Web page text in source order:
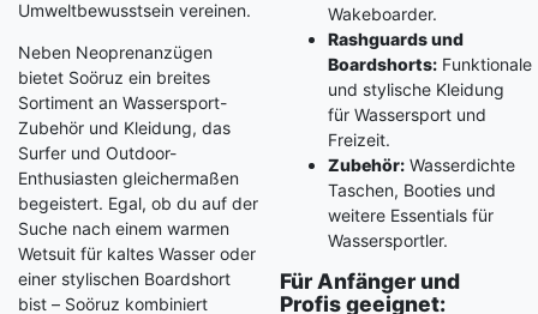
Umweltbewusstsein vereinen.
Neben Neoprenanzügen
bietet Soöruz ein breites
Sortiment an Wassersport-
Zubehör und Kleidung, das
Surfer und Outdoor-
Enthusiasten gleichermaßen
begeistert. Egal, ob du auf der
Suche nach einem warmen
Wetsuit für kaltes Wasser oder
einer stylischen Boardshort
bist – Soöruz kombiniert
Wakeboarder.
Rashguards und
Boardshorts:Funktionale
und stylische Kleidung
für Wassersport und
Freizeit.
Zubehör:Wasserdichte
Taschen, Booties und
weitere Essentials für
Wassersportler.
Für Anfänger und
Profis geeignet: